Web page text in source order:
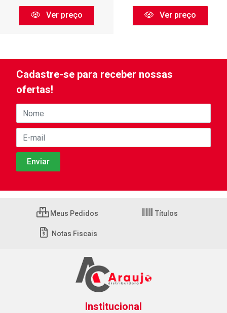
Ver preço Ver preço
Cadastre-se para receber nossas
ofertas!
Meus Pedidos Títulos
Notas Fiscais
Institucional